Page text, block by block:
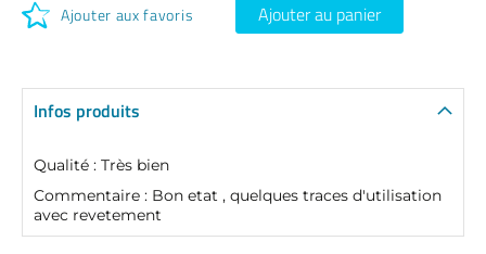
Ajouter aux favoris Ajouter au panier
Infos produits
Qualité : Très bien
Commentaire : Bon etat , quelques traces d'utilisation
avec revetement